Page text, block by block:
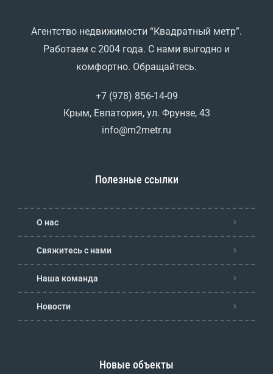
Агентство недвижимости “Квадратный метр”.
Работаем с 2004 года. С нами выгодно и
комфортно. Обращайтесь.
+7 (978) 856-14-09
Крым, Евпатория, ул. Фрунзе, 43
info@m2metr.ru
Полезные ссылки
О нас
Свяжитесь с нами
Наша команда
Новости
Новые объекты